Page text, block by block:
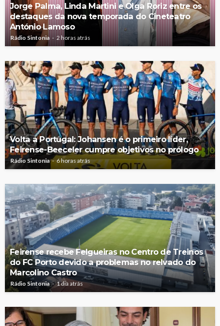
Jorge Palma, Linda Martini e Olga Roriz entre os
destaques da nova temporada do Cineteatro
António Lamoso
Rádio Sintonia 2 horas atrás
Volta a Portugal: Johansen é o primeiro líder,
Feirense-Beeceler cumpre objetivos no prólogo
Rádio Sintonia 6 horas atrás
Feirense recebe Felgueiras no Centro de Treinos
do FC Porto devido a problemas no relvado do
Marcolino Castro
Rádio Sintonia 1 dia atrás